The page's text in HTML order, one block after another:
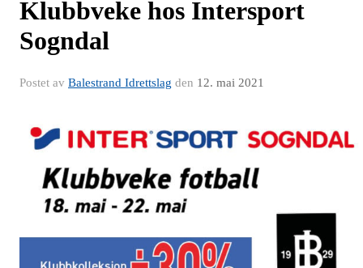
Klubbveke hos Intersport
Sogndal
Postet av Balestrand Idrettslag den 12. mai 2021